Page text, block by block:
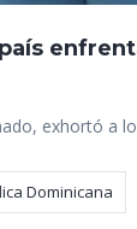
exhortó a
Dominicana